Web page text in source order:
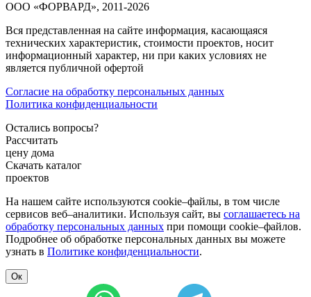
ООО «ФОРВАРД», 2011-2026
Вся представленная на сайте информация, касающаяся
технических характеристик, стоимости проектов, носит
информационный характер, ни при каких условиях не
является публичной офертой
Согласие на обработку персональных данных
Политика конфиденциальности
Остались вопросы?
Рассчитать
цену дома
Скачать каталог
проектов
На нашем сайте используются cookie–файлы, в том числе
сервисов веб–аналитики. Используя сайт, вы соглашаетесь на
обработку персональных данных при помощи cookie–файлов.
Подробнее об обработке персональных данных вы можете
узнать в Политике конфиденциальности.
Ок